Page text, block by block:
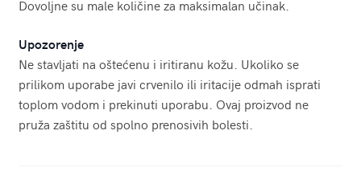
Dovoljne su male količine za maksimalan učinak.
Upozorenje
Ne stavljati na oštećenu i iritiranu kožu. Ukoliko se
prilikom uporabe javi crvenilo ili iritacije odmah isprati
toplom vodom i prekinuti uporabu. Ovaj proizvod ne
pruža zaštitu od spolno prenosivih bolesti.